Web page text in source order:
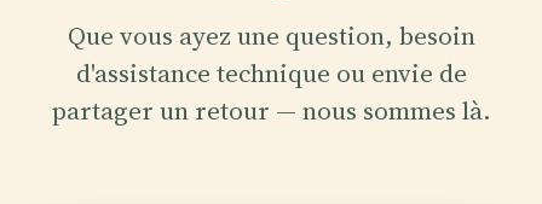
Que vous ayez une question, besoin
d'assistance technique ou envie de
partager un retour — nous sommes là.